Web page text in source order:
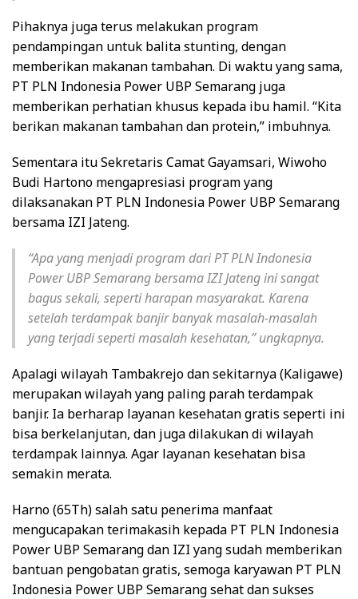
Pihaknya juga terus melakukan program
pendampingan untuk balita stunting, dengan
memberikan makanan tambahan. Di waktu yang sama,
PT PLN Indonesia Power UBP Semarang juga
memberikan perhatian khusus kepada ibu hamil. “Kita
berikan makanan tambahan dan protein,” imbuhnya.
Sementara itu Sekretaris Camat Gayamsari, Wiwoho
Budi Hartono mengapresiasi program yang
dilaksanakan PT PLN Indonesia Power UBP Semarang
bersama IZI Jateng.
“Apa yang menjadi program dari PT PLN Indonesia
Power UBP Semarang bersama IZI Jateng ini sangat
bagus sekali, seperti harapan masyarakat. Karena
setelah terdampak banjir banyak masalah-masalah
yang terjadi seperti masalah kesehatan,” ungkapnya.
Apalagi wilayah Tambakrejo dan sekitarnya (Kaligawe)
merupakan wilayah yang paling parah terdampak
banjir. Ia berharap layanan kesehatan gratis seperti ini
bisa berkelanjutan, dan juga dilakukan di wilayah
terdampak lainnya. Agar layanan kesehatan bisa
semakin merata.
Harno (65Th) salah satu penerima manfaat
mengucapakan terimakasih kepada PT PLN Indonesia
Power UBP Semarang dan IZI yang sudah memberikan
bantuan pengobatan gratis, semoga karyawan PT PLN
Indonesia Power UBP Semarang sehat dan sukses